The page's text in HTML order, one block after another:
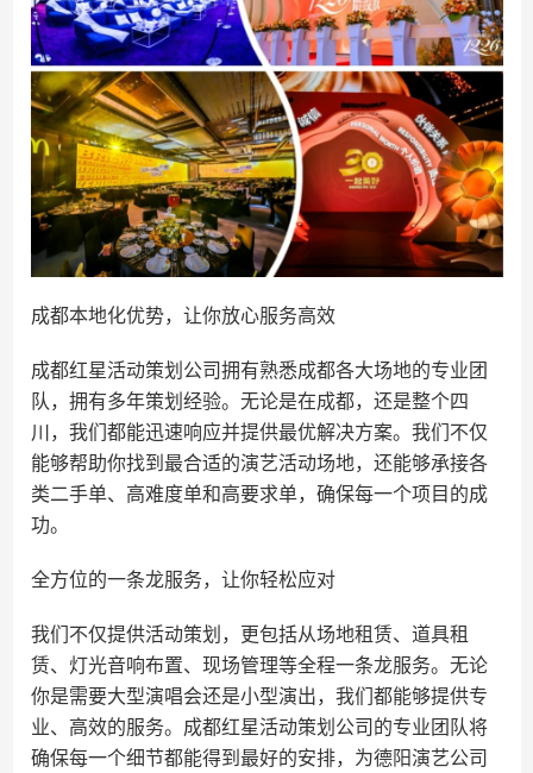
成都本地化优势，让你放心服务高效
成都红星活动策划公司拥有熟悉成都各大场地的专业团
队，拥有多年策划经验。无论是在成都，还是整个四
川，我们都能迅速响应并提供最优解决方案。我们不仅
能够帮助你找到最合适的演艺活动场地，还能够承接各
类二手单、高难度单和高要求单，确保每一个项目的成
功。
全方位的一条龙服务，让你轻松应对
我们不仅提供活动策划，更包括从场地租赁、道具租
赁、灯光音响布置、现场管理等全程一条龙服务。无论
你是需要大型演唱会还是小型演出，我们都能够提供专
业、高效的服务。成都红星活动策划公司的专业团队将
确保每一个细节都能得到最好的安排，为德阳演艺公司